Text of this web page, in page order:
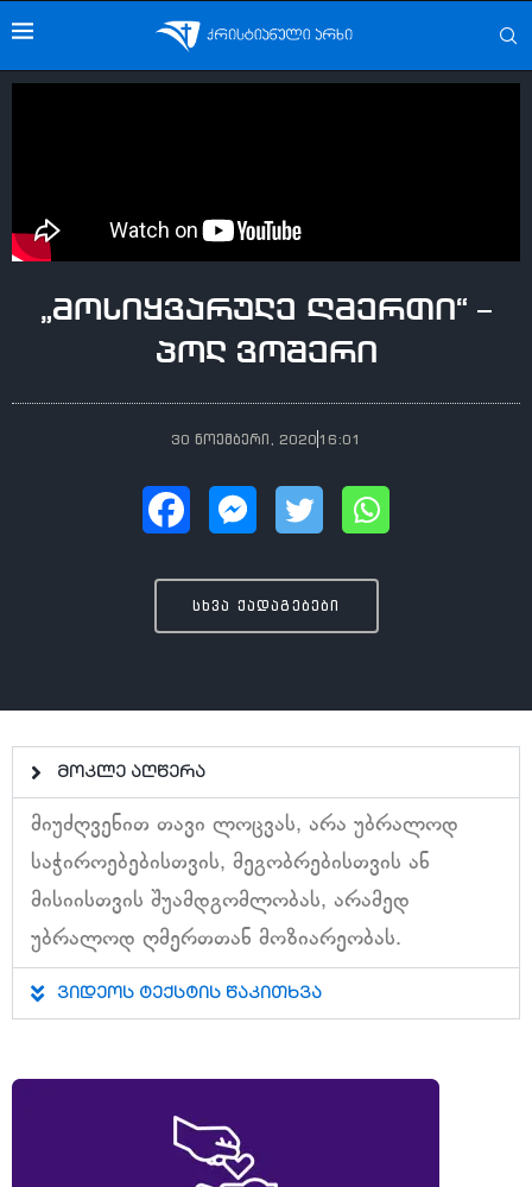
„მოსიყვარულე ღმერთი“ –
პოლ ვოშერი
30 ნოემბერი, 2020 16:01
სხვა ქადაგებები
მოკლე აღწერა
მიუძღვენით თავი ლოცვას, არა უბრალოდ
საჭიროებებისთვის, მეგობრებისთვის ან
მისიისთვის შუამდგომლობას, არამედ
უბრალოდ ღმერთთან მოზიარეობას.
ვიდეოს ტექსტის წაკითხვა